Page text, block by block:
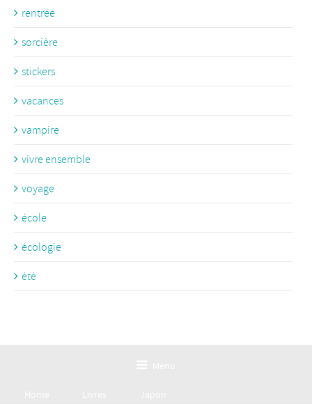
rentrée
sorcière
stickers
vacances
vampire
vivre ensemble
voyage
école
écologie
été